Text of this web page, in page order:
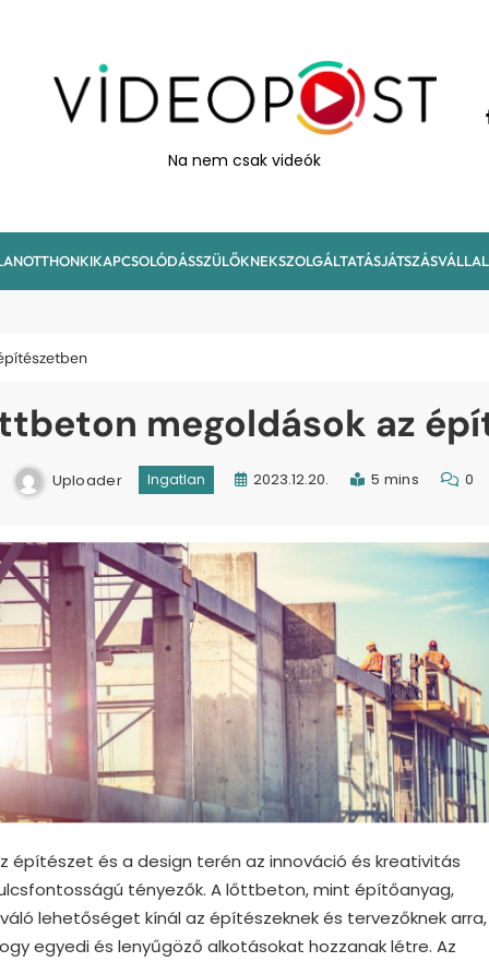
VideoPost
Na nem csak videók
OTTHONKIKAPCSOLÓDÁSSZÜLŐKNEKSZOLGÁLTATÁSJÁTSZÁS
megoldások az
Uploader Ingatlan 2023.12.20. 5 mins 0
építészet és a design terén az innováció és kreativitás
tényezők. A lőttbeton, mint építőanyag,
lehetőséget kínál az építészeknek és tervezőknek arra,
egyedi és lenyűgöző alkotásokat hozzanak létre. Az